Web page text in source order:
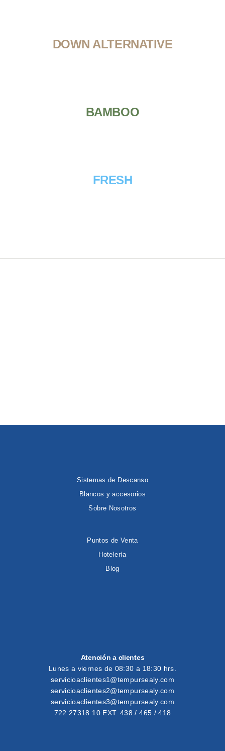
DOWN ALTERNATIVE
BAMBOO
FRESH
Sistemas de Descanso
Blancos y accesorios
Sobre Nosotros
Puntos de Venta
Hotelería
Blog
Atención a clientes
Lunes a viernes de 08:30 a 18:30 hrs.
servicioaclientes1@tempursealy.com
servicioaclientes2@tempursealy.com
servicioaclientes3@tempursealy.com
722 27318 10 EXT. 438 / 465 / 418